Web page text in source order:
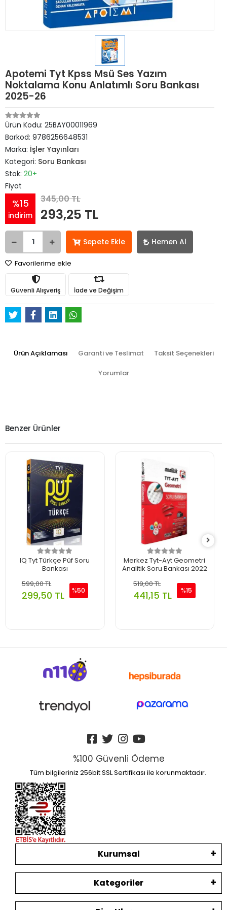
Apotemi Tyt Kpss Msü Ses Yazım
Noktalama Konu Anlatımlı Soru Bankası
2025-26
Ürün Kodu: 25BAY00011969
Barkod: 9786256648531
Marka: İşler Yayınları
Kategori: Soru Bankası
Stok: 20+
Fiyat
%15
indirim
345,00 TL
293,25 TL
Sepete Ekle Hemen Al
Favorilerime ekle
Güvenli Alışveriş İade ve Değişim
Ürün Açıklaması Garanti ve Teslimat Taksit Seçenekleri
Yorumlar
Benzer Ürünler
IQ Tyt Türkçe Püf Soru
Bankası
599,00 TL
299,50 TL %50
Merkez Tyt-Ayt Geometri
Analitik Soru Bankası 2022
519,00 TL
441,15 TL %15
%100 Güvenli Ödeme
Tüm bilgileriniz 256bit SSL Sertifikası ile korunmaktadır.
Kurumsal
Kategoriler